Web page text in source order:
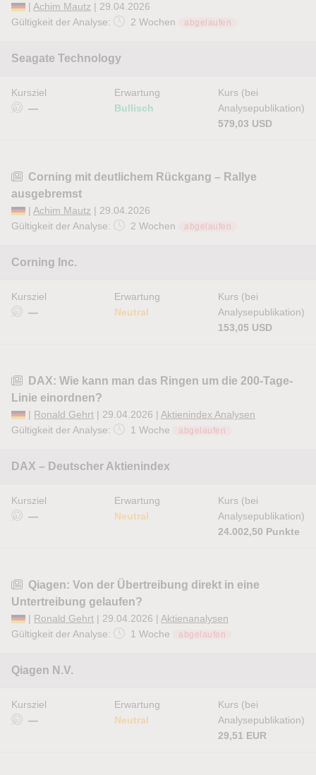
| Achim Mautz | 29.04.2026
Gültigkeit der Analyse:
2 Wochen abgelaufen
Seagate Technology
Kursziel
—
Erwartung
Bullisch
Kurs (bei
Analysepublikation)
579,03 USD
Corning mit deutlichem Rückgang – Rallye
ausgebremst
| Achim Mautz | 29.04.2026
Gültigkeit der Analyse:
2 Wochen abgelaufen
Corning Inc.
Kursziel
—
Erwartung
Neutral
Kurs (bei
Analysepublikation)
153,05 USD
DAX: Wie kann man das Ringen um die 200-Tage-
Linie einordnen?
| Ronald Gehrt | 29.04.2026 | Aktienindex Analysen
Gültigkeit der Analyse:
1 Woche abgelaufen
DAX – Deutscher Aktienindex
Kursziel
—
Erwartung
Neutral
Kurs (bei
Analysepublikation)
24.002,50 Punkte
Qiagen: Von der Übertreibung direkt in eine
Untertreibung gelaufen?
| Ronald Gehrt | 29.04.2026 | Aktienanalysen
Gültigkeit der Analyse:
1 Woche abgelaufen
Qiagen N.V.
Kursziel
—
Erwartung
Neutral
Kurs (bei
Analysepublikation)
29,51 EUR